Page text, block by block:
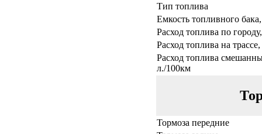
Тип топлива
Емкость топливного
Расход топлива по
Расход топлива на
Расход топлива
л./100км
Тормоза передние